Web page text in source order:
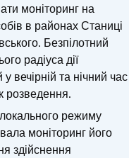
моніторинг на
в районах Станиці
Безпілотний
радіуса дії
вечірній та нічний час
розведення.
режиму
моніторинг його
здійснення